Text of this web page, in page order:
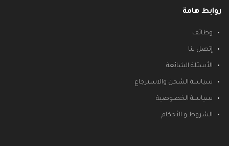
روابط هامة
وظائف
إتصل بنا
الأسئلة الشائعة
سياسة الشحن والاسترجاع
سياسة الخصوصية
الشروط و الأحكام